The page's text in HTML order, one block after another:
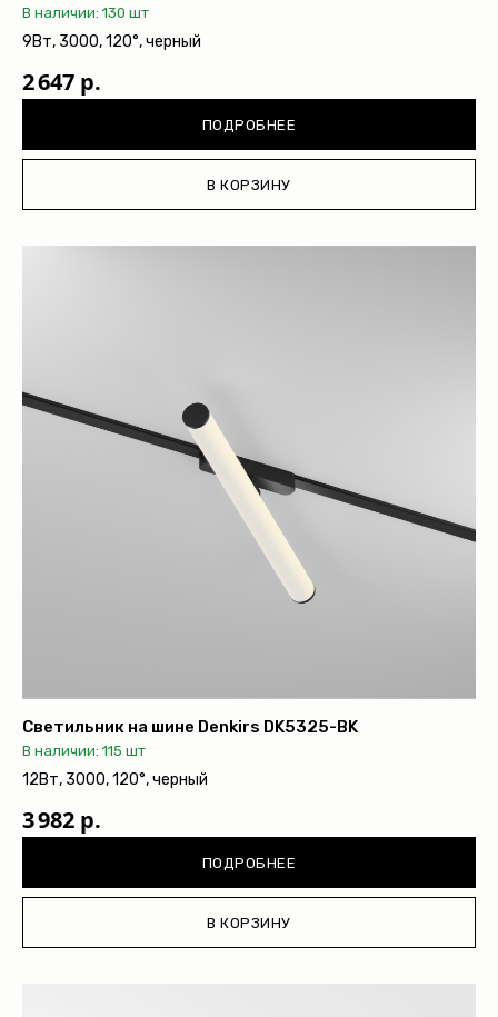
В наличии: 130 шт
9Вт, 3000, 120°, черный
2 647 р.
ПОДРОБНЕЕ
В КОРЗИНУ
Светильник на шине Denkirs DK5325-BK
В наличии: 115 шт
12Вт, 3000, 120°, черный
3 982 р.
ПОДРОБНЕЕ
В КОРЗИНУ